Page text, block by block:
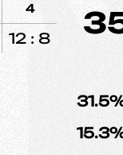
4
12 : 8